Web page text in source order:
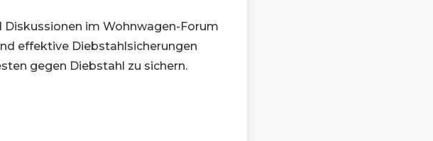
im Wohnwagen-Forum
effektive Diebstahlsicherungen
gegen Diebstahl zu sichern.